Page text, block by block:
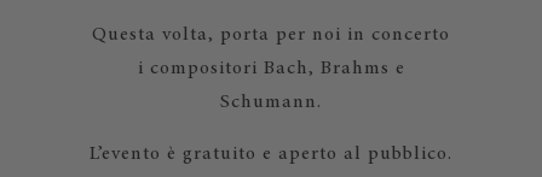
Questa volta, porta per noi in concerto
i compositori Bach, Brahms e
Schumann.
L’evento è gratuito e aperto al pubblico.